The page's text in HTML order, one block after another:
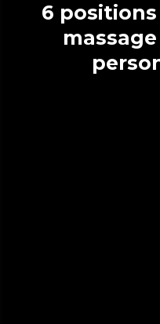
6 positions : 4 normales, 1